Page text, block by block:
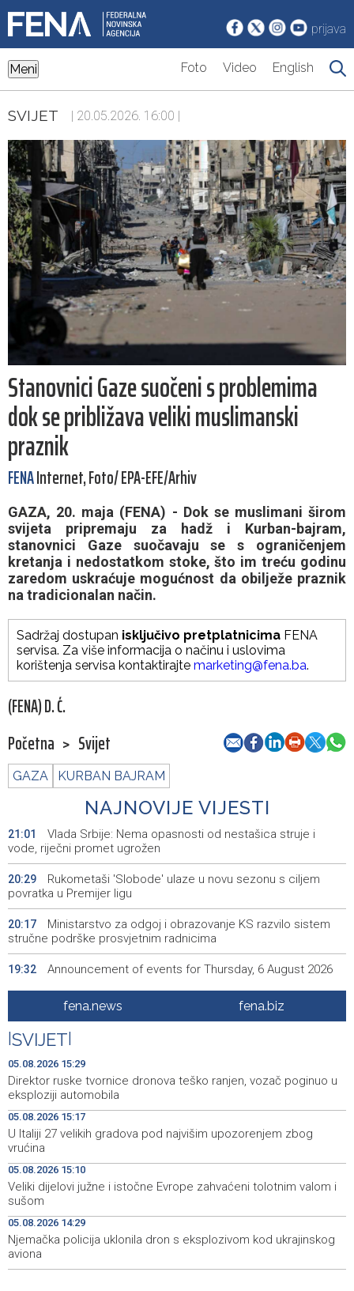
prijava
Meni Foto Video English
SVIJET | 20.05.2026. 16:00 |
Stanovnici Gaze suočeni s problemima
dok se približava veliki muslimanski
praznik
FENAInternet, Foto/ EPA-EFE/Arhiv
GAZA, 20. maja (FENA) - Dok se muslimani širom
svijeta pripremaju za hadž i Kurban-bajram,
stanovnici Gaze suočavaju se s ograničenjem
kretanja i nedostatkom stoke, što im treću godinu
zaredom uskraćuje mogućnost da obilježe praznik
na tradicionalan način.
Sadržaj dostupan isključivo pretplatnicima FENA
servisa. Za više informacija o načinu i uslovima
korištenja servisa kontaktirajte marketing@fena.ba.
(FENA) D. Ć.
Početna > Svijet
GAZA KURBAN BAJRAM
NAJNOVIJE VIJESTI
21:01
Vlada Srbije: Nema opasnosti od nestašica struje i
vode, riječni promet ugrožen
20:29
Rukometaši 'Slobode' ulaze u novu sezonu s ciljem
povratka u Premijer ligu
20:17
Ministarstvo za odgoj i obrazovanje KS razvilo sistem
stručne podrške prosvjetnim radnicima
19:32 Announcement of events for Thursday, 6 August 2026
Rise in electric scooter injuries among children; Biloš:
Head and facial injuries most common
19:25
Ministarstvo saobraćaja KS: Uskoro javna nabavka za
obnovu mosta u ulici Ive Andrića
19:15
Pomozi.ba pomaže Gazi - Od početka 2026. podijeljeno
40.000 toplih obroka, u augustu nove aktivnosti
19:12
Conference on representation of constituent peoples
and Others in BiH institutions on August 7
19:12
'Šetnica kulture' nastavljena modnom revijom i
predstavljanjem kozmetike
19:05
Prosecutor's Office indicts former Court of BiH
employee for alleged embezzlement
fena.news fena.biz
SVIJET
05.08.2026 15:29
Direktor ruske tvornice dronova teško ranjen, vozač poginuo u
eksploziji automobila
05.08.2026 15:17
U Italiji 27 velikih gradova pod najvišim upozorenjem zbog
vrućina
05.08.2026 15:10
Veliki dijelovi južne i istočne Evrope zahvaćeni tolotnim valom i
sušom
05.08.2026 14:29
Njemačka policija uklonila dron s eksplozivom kod ukrajinskog
aviona